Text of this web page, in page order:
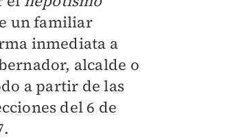
un familiar
inmediata a
alcalde o
a partir de las
del 6 de